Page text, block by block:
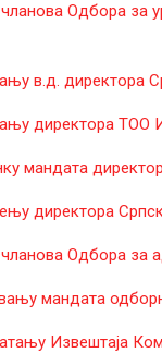
Одбора за
в.д. директора
директора ТОО
мандата
директора
Одбора за
мандата
Извештаја